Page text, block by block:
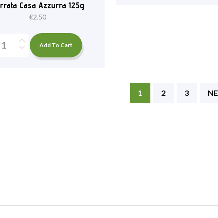
Casa Azzurra 125g
€2.50
Add To Cart
1 2 3